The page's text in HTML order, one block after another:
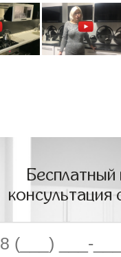
консультация